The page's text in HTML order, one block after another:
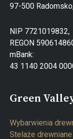
97-500
NIP 7721019832,
REGON
mBank:
43 1140 2004
Green
Wybarwienia
Stelaże drewniane